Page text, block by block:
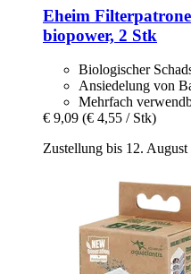
Eheim
biopower, 2 Stk
Biologischer
Ansiedelung von
Mehrfach
€ 9,09 (€ 4,55 / Stk)
Zustellung bis 12. August